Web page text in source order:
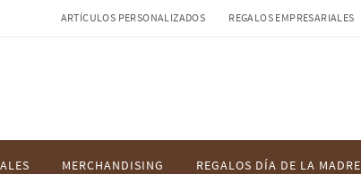
ARTÍCULOS PERSONALIZADOS REGALOS EMPRESARIALES
MERCHANDISING REGALOS DÍA DE LA MADRE